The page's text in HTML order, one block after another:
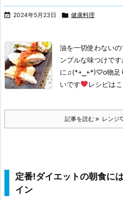
 2024年5月23日  健康料理
油を一切使わない
ンプルな味つけで
に♫(*￫‿￩*)♡o物足
いです
レシピは
記事を読む レンジ
定番!ダイエットの朝食に
イン